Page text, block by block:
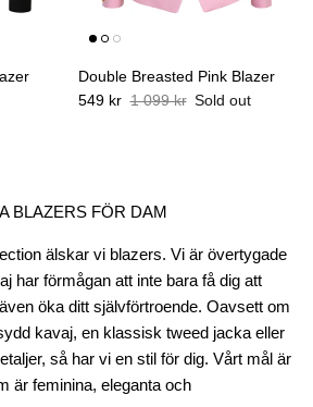
Double Breasted Pink Blazer
549 kr 1 099 kr Sold out
BLAZERS FÖR DAM
älskar vi blazers. Vi är övertygade
har förmågan att inte bara få dig att
öka ditt självförtroende. Oavsett om
kavaj, en klassisk tweed jacka eller
så har vi en stil för dig. Vårt mål är
är feminina, eleganta och